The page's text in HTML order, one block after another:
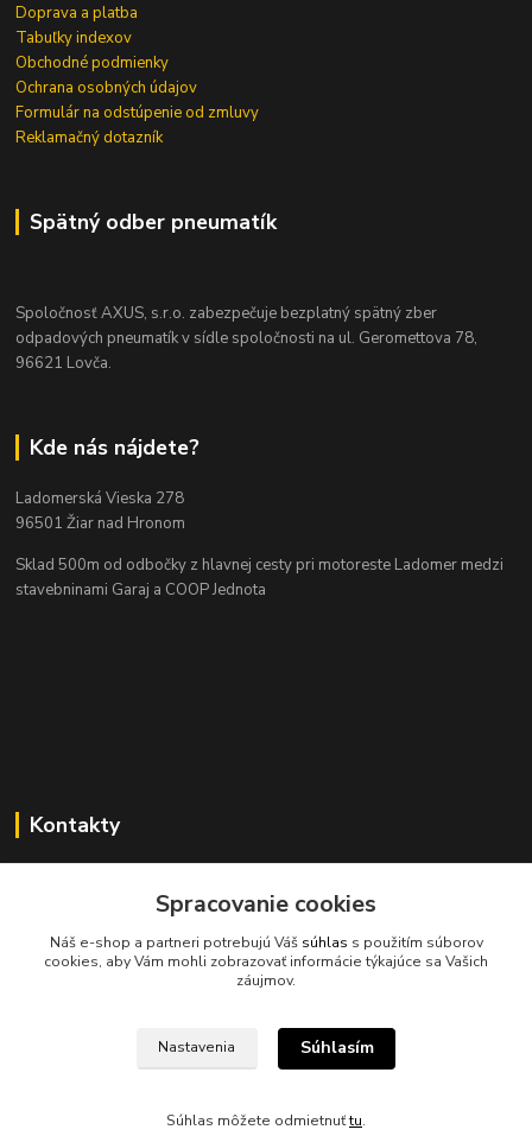
Doprava a platba
Tabuľky indexov
Obchodné podmienky
Ochrana osobných údajov
Formulár na odstúpenie od zmluvy
Reklamačný dotazník
Spätný odber pneumatík
Spoločnosť AXUS, s.r.o. zabezpečuje bezplatný spätný zber
odpadových pneumatík v sídle spoločnosti na ul. Geromettova 78,
96621 Lovča.
Kde nás nájdete?
Ladomerská Vieska 278
96501 Žiar nad Hronom
Sklad 500m od odbočky z hlavnej cesty pri motoreste Ladomer medzi
stavebninami Garaj a COOP Jednota
Kontakty
045/671 63 50
axuspneu@gmail.com
Spracovanie cookies
Náš e-shop a partneri potrebujú Váš súhlas s použitím súborov
cookies, aby Vám mohli zobrazovať informácie týkajúce sa Vašich
záujmov.
Nastavenia Súhlasím
Súhlas môžete odmietnuťtu.